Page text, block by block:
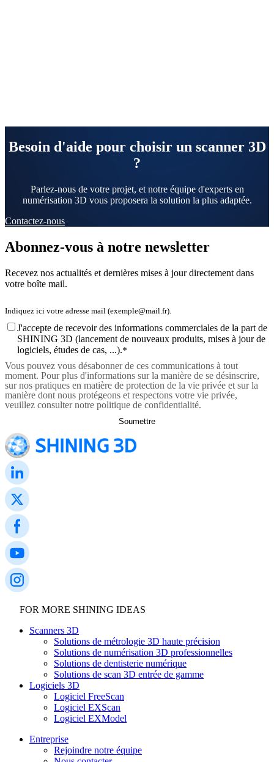
Besoin d'aide pour choisir un scanner 3D
?
Parlez-nous de votre projet, et notre équipe d'experts en
numérisation 3D vous proposera la solution la plus adaptée.
Contactez-nous
Abonnez-vous à notre newsletter
Recevez nos actualités et dernières mises à jour directement dans
votre boîte mail.
J'accepte de recevoir des informations commerciales de la part de
SHINING 3D (lancement de nouveaux produits, mises à jour de
logiciels, études de cas, ...).*
Vous pouvez vous désabonner de ces communications à tout
moment. Pour plus d'informations sur la manière de se désinscrire,
sur nos pratiques en matière de protection de la vie privée et sur la
manière dont nous protégeons et respectons votre vie privée,
veuillez consulter notre politique de confidentialité.
FOR MORE SHINING IDEAS
Scanners 3D
Solutions de métrologie 3D haute précision
Solutions de numérisation 3D professionnelles
Solutions de dentisterie numérique
Solutions de scan 3D entrée de gamme
Logiciels 3D
Logiciel FreeScan
Logiciel EXScan
Logiciel EXModel
Entreprise
Rejoindre notre équipe